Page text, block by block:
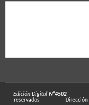
Edición Digital N°4502
reservados